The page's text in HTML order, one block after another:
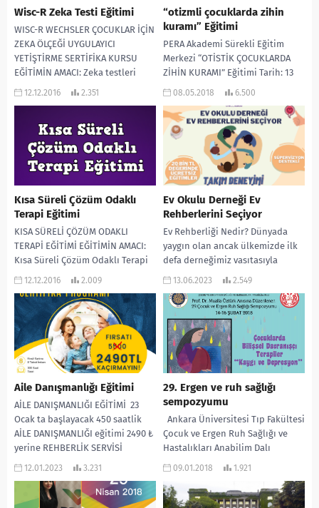
Wisc-R Zeka Testi Eğitimi
WISC-R WECHSLER ÇOCUKLAR İÇİN
ZEKA ÖLÇEĞİ UYGULAYICI
YETİŞTİRME SERTİFİKA KURSU
EĞİTİMİN AMACI: Zeka testleri
paketi kapsamında WISC-R zeka
12.12.2016 2.351
“otizmli çocuklarda zihin
kuramı” Eğitimi
PERA Akademi Sürekli Eğitim
Merkezi “OTİSTİK ÇOCUKLARDA
ZİHİN KURAMI” Eğitimi Tarih: 13
Mayıs 2018 Ücret: 175 TL’dir. Ön
08.05.2018 6.500
Kısa Süreli Çözüm Odaklı
Terapi Eğitimi
KISA SÜRELİ ÇÖZÜM ODAKLI
TERAPİ EĞİTİMİ EĞİTİMİN AMACI:
Kısa Süreli Çözüm Odaklı Terapi
ilke ve teknikleri konusunda
12.12.2016 2.009
Ev Okulu Derneği Ev
Rehberlerini Seçiyor
Ev Rehberliği Nedir? Dünyada
yaygın olan ancak ülkemizde ilk
defa derneğimiz vasıtasıyla
konuşulmaya başlanan Ev Okulu
gündeminde...
13.06.2023 2.549
Aile Danışmanlığı Eğitimi
AİLE DANIŞMANLIĞI EĞİTİMİ 23
Ocak ta başlayacak 450 saatlik
AİLE DANIŞMANLIĞI eğitimi 2490 ₺
yerine REHBERLİK SERVİSİ
sayfasına özel % 25...
12.01.2023 3.231
29. Ergen ve ruh sağlığı
sempozyumu
Ankara Üniversitesi Tıp Fakültesi
Çocuk ve Ergen Ruh Sağlığı ve
Hastalıkları Anabilim Dalı
tarafından 14-16 Şubat 2018
09.01.2018 1.921